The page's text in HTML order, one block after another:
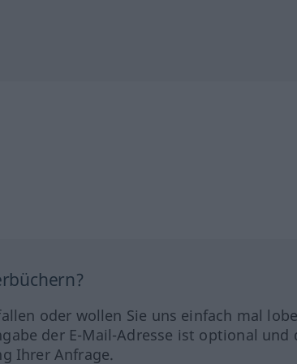
oder wollen Sie uns einfach mal
der E-Mail-Adresse ist optional und
Ihrer Anfrage.